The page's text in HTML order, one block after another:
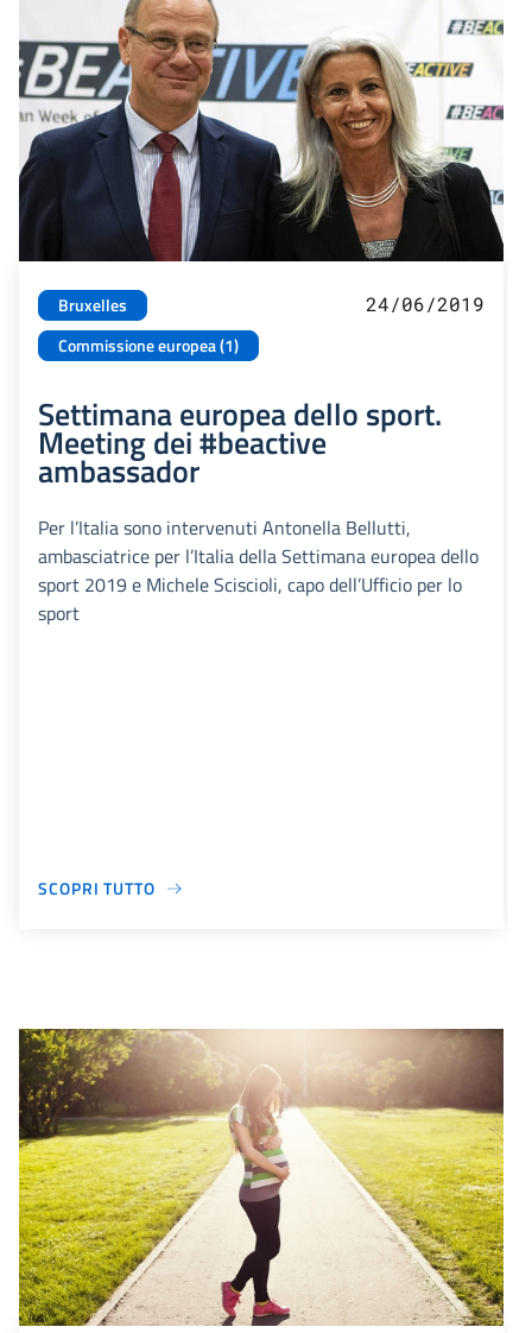
Bruxelles
Commissione europea (1)
24/06/2019
Settimana europea dello sport.
Meeting dei #beactive
ambassador
Per l’Italia sono intervenuti Antonella Bellutti,
ambasciatrice per l’Italia della Settimana europea dello
sport 2019 e Michele Sciscioli, capo dell’Ufficio per lo
sport
SCOPRI TUTTO